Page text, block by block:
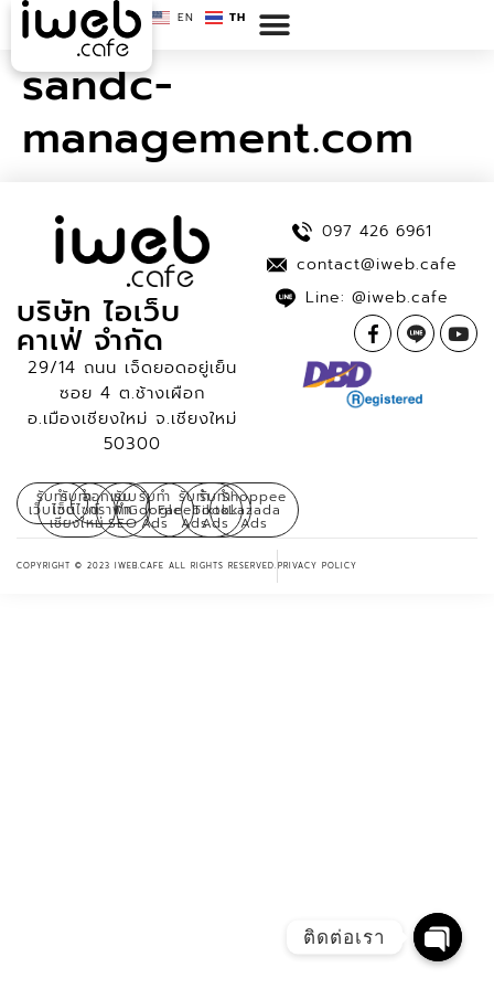
EN TH
sandc-
management.com
บริษัท ไอเว็บ
คาเฟ่ จำกัด
29/14 ถนน เจ็ดยอดอยู่เย็น
ซอย 4 ต.ช้างเผือก
อ.เมืองเชียงใหม่ จ.เชียงใหม่
50300
รับทำ
เว็บไซต์
รับทำ
เว็บไซต์
เชียงใหม่
ออกแบบ
กราฟิก
รับ
ทำ
SEO
รับทำ
Google
Ads
รับทำ
Facebook
Ads
รับทำ
Tiktok
Ads
Shoppee
Lazada
Ads
097 426 6961
contact@iweb.cafe
Line: @iweb.cafe
COPYRIGHT © 2023 IWEB.CAFE ALL RIGHTS RESERVED.PRIVACY POLICY
ติดต่อเรา